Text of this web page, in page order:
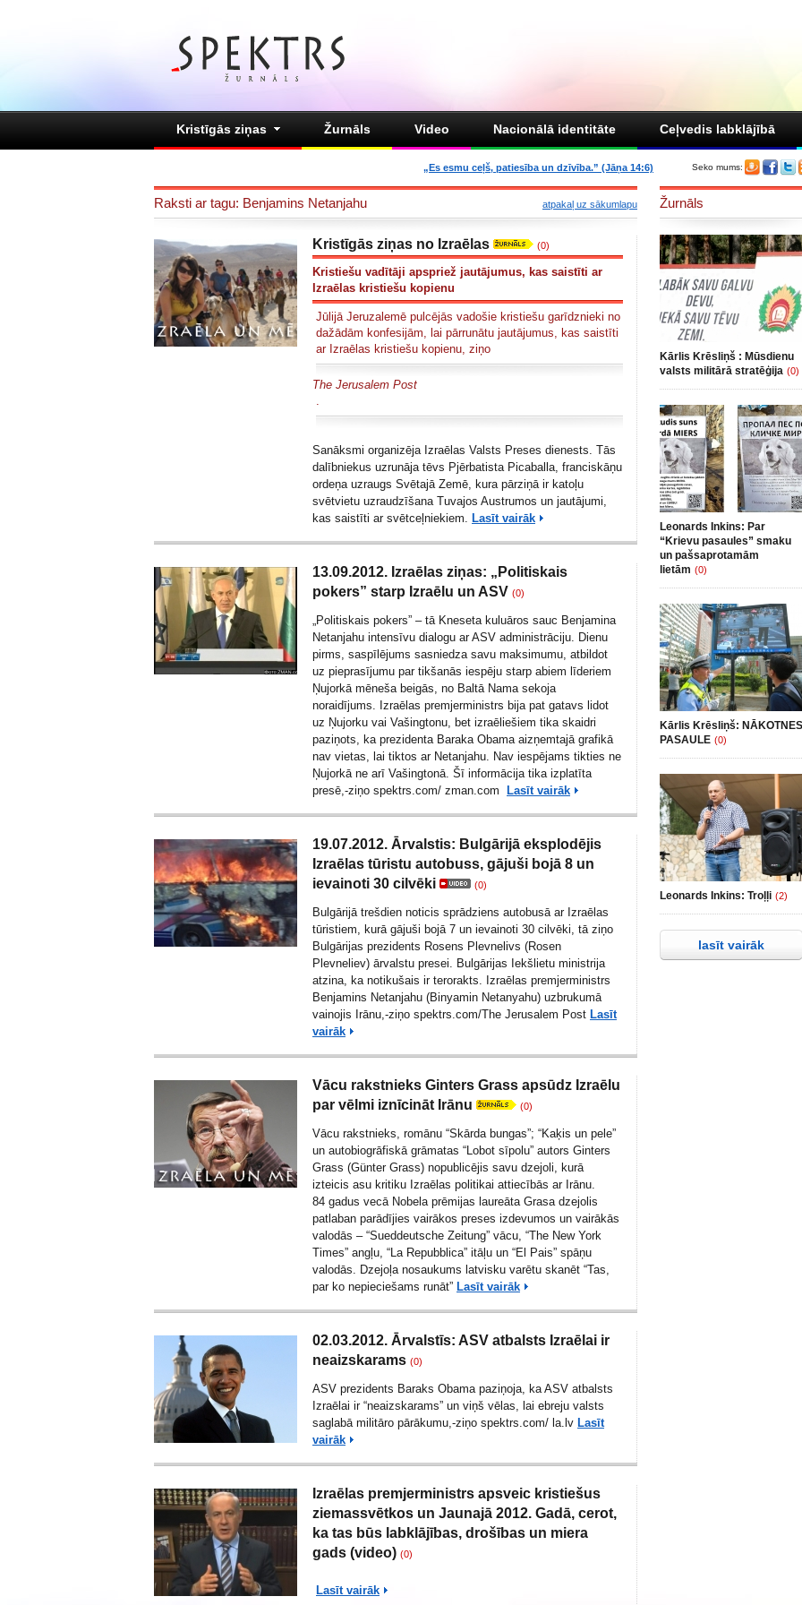
Kristīgās ziņas Žurnāls Video Nacionālā identitāte Ceļvedis labklājībā
Seko mums:
„Es esmu ceļš, patiesība un dzīvība.” (Jāņa 14:6)
Raksti ar tagu: Benjamins Netanjahu atpakaļ uz sākumlapu
Kristīgās ziņas no Izraēlas (0)
Kristiešu vadītāji apspriež jautājumus, kas saistīti ar
Izraēlas kristiešu kopienu
Jūlijā Jeruzalemē pulcējās vadošie kristiešu garīdznieki no
dažādām konfesijām, lai pārrunātu jautājumus, kas saistīti
ar Izraēlas kristiešu kopienu, ziņo
The Jerusalem Post
.
Sanāksmi organizēja Izraēlas Valsts Preses dienests. Tās
dalībniekus uzrunāja tēvs Pjērbatista Picaballa, franciskāņu
ordeņa uzraugs Svētajā Zemē, kura pārziņā ir katoļu
svētvietu uzraudzīšana Tuvajos Austrumos un jautājumi,
kas saistīti ar svētceļniekiem. Lasīt vairāk
13.09.2012. Izraēlas ziņas: „Politiskais
pokers” starp Izraēlu un ASV (0)
„Politiskais pokers” – tā Kneseta kuluāros sauc Benjamina
Netanjahu intensīvu dialogu ar ASV administrāciju. Dienu
pirms, saspīlējums sasniedza savu maksimumu, atbildot
uz pieprasījumu par tikšanās iespēju starp abiem līderiem
Ņujorkā mēneša beigās, no Baltā Nama sekoja
noraidījums. Izraēlas premjerministrs bija pat gatavs lidot
uz Ņujorku vai Vašingtonu, bet izraēliešiem tika skaidri
paziņots, ka prezidenta Baraka Obama aizņemtajā grafikā
nav vietas, lai tiktos ar Netanjahu. Nav iespējams tikties ne
Ņujorkā ne arī Vašingtonā. Šī informācija tika izplatīta
presē,-ziņo spektrs.com/ zman.com Lasīt vairāk
19.07.2012. Ārvalstis: Bulgārijā eksplodējis
Izraēlas tūristu autobuss, gājuši bojā 8 un
ievainoti 30 cilvēki
(0)
Bulgārijā trešdien noticis sprādziens autobusā ar Izraēlas
tūristiem, kurā gājuši bojā 7 un ievainoti 30 cilvēki, tā ziņo
Bulgārijas prezidents Rosens Plevnelivs (Rosen
Plevneliev) ārvalstu presei. Bulgārijas Iekšlietu ministrija
atzina, ka notikušais ir terorakts. Izraēlas premjerministrs
Benjamins Netanjahu (Binyamin Netanyahu) uzbrukumā
vainojis Irānu,-ziņo spektrs.com/The Jerusalem Post Lasīt
vairāk
Vācu rakstnieks Ginters Grass apsūdz Izraēlu
par vēlmi iznīcināt Irānu
(0)
Vācu rakstnieks, romānu “Skārda bungas”; “Kaķis un pele”
un autobiogrāfiskā grāmatas “Lobot sīpolu” autors Ginters
Grass (Günter Grass) nopublicējis savu dzejoli, kurā
izteicis asu kritiku Izraēlas politikai attiecībās ar Irānu.
84 gadus vecā Nobela prēmijas laureāta Grasa dzejolis
patlaban parādījies vairākos preses izdevumos un vairākās
valodās – “Sueddeutsche Zeitung” vācu, “The New York
Times” angļu, “La Repubblica” itāļu un “El Pais” spāņu
valodās. Dzejoļa nosaukums latvisku varētu skanēt “Tas,
par ko nepieciešams runāt” Lasīt vairāk
02.03.2012. Ārvalstīs: ASV atbalsts Izraēlai ir
neaizskarams (0)
ASV prezidents Baraks Obama paziņoja, ka ASV atbalsts
Izraēlai ir “neaizskarams” un viņš vēlas, lai ebreju valsts
saglabā militāro pārākumu,-ziņo spektrs.com/ la.lv Lasīt
vairāk
Izraēlas premjerministrs apsveic kristiešus
ziemassvētkos un Jaunajā 2012. Gadā, cerot,
ka tas būs labklājības, drošības un miera
gads (video) (0)
Lasīt vairāk
Žurnāls
Kārlis Krēsliņš : Mūsdienu
valsts militārā stratēģija (0)
Leonards Inkins: Par
“Krievu pasaules” smaku
un pašsaprotamām
lietām (0)
Kārlis Krēsliņš: NĀKOTNES
PASAULE (0)
Leonards Inkins: Troļļi (2)
lasīt vairāk